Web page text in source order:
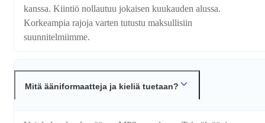
kanssa. Kiintiö nollautuu jokaisen kuukauden alussa.
Korkeampia rajoja varten tutustu maksullisiin
suunnitelmiimme.
Mitä ääniformaatteja ja kieliä tuetaan?